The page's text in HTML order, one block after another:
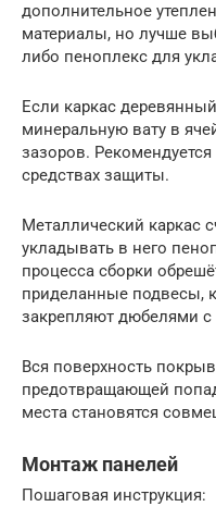
дополнительное
материалы, но лучше
либо пеноплекс для
Если каркас
минеральную вату в
зазоров.
средствах защиты.
Металлический каркас
укладывать в него
процесса сборки
приделанные подвесы,
закрепляют дюбелями
Вся поверхность
предотвращающей
места становятся
Монтаж панелей
Пошаговая инструкция: